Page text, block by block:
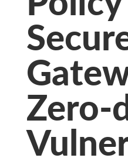
Zero-